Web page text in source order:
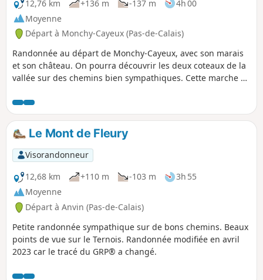
12,76 km +136 m -137 m
4h 00
Moyenne
Départ à Monchy-Cayeux (Pas-de-Calais)
Randonnée au départ de Monchy-Cayeux, avec son marais
et son château. On pourra découvrir les deux coteaux de la
vallée sur des chemins bien sympathiques. Cette marche a
randonneurs.
Le Mont de Fleury
Visorandonneur
12,68 km
+110 m -103 m
3h 55
Moyenne
Départ à Anvin (Pas-de-Calais)
Petite randonnée sympathique sur de bons chemins. Beaux
points de vue sur le Ternois. Randonnée modifiée en avril
2023 car le tracé du GRP® a changé.